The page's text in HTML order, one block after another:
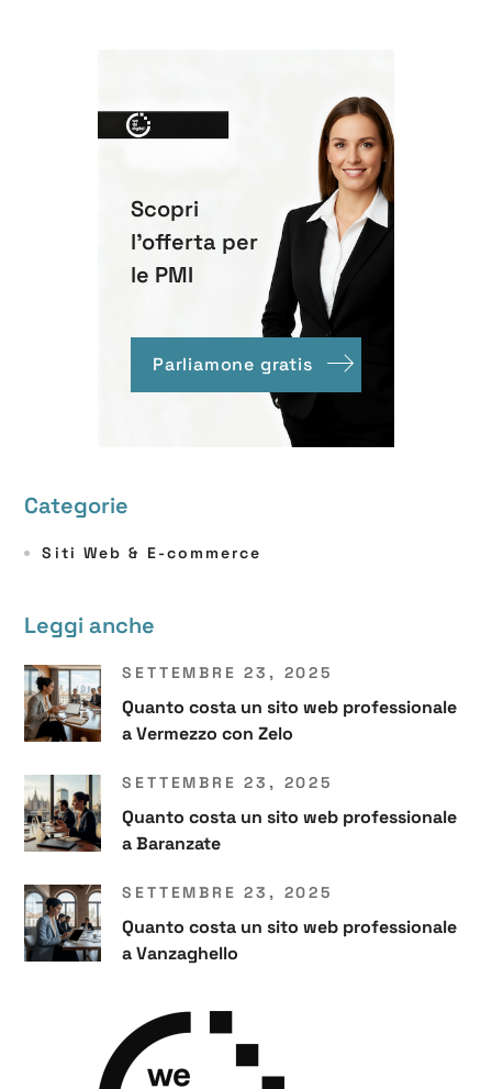
Scopri
l'offerta per
le PMI
Parliamone gratis
Categorie
Siti Web & E-commerce
Leggi anche
SETTEMBRE 23, 2025
Quanto costa un sito web professionale
a Vermezzo con Zelo
SETTEMBRE 23, 2025
Quanto costa un sito web professionale
a Baranzate
SETTEMBRE 23, 2025
Quanto costa un sito web professionale
a Vanzaghello